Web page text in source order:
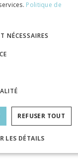
Labor et Fides
Français
416
15 févr. 2012
Lumières
Politique de
NÉCESSAIRES
REFUSER TOUT
LES DÉTAILS